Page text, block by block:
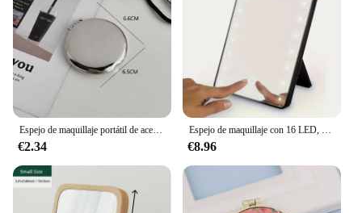
Espejo de maquillaje portátil de acero inoxidable, herramienta de belleza plegable de doble cara, pequeño, Ins, 1 piezas
€2.34
Espejo de maquillaje con 16 LED, espejo cosmético con interruptor de atenuación táctil, Usb o soporte operado por batería para mesa, baño y viaje
€8.96